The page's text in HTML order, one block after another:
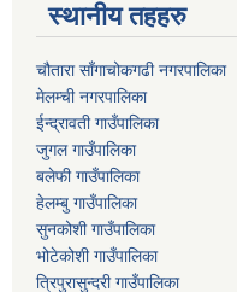
स्थानीय तहहरु
चौतारा साँगाचोकगढी नगरपालिका
मेलम्ची नगरपालिका
ईन्द्रावती गाउँपालिका
जुगल गाउँपालिका
बलेफी गाउँपालिका
हेलम्बु गाउँपालिका
सुनकोशी गाउँपालिका
भोटेकोशी गाउँपालिका
त्रिपुरासुन्दरी गाउँपालिका